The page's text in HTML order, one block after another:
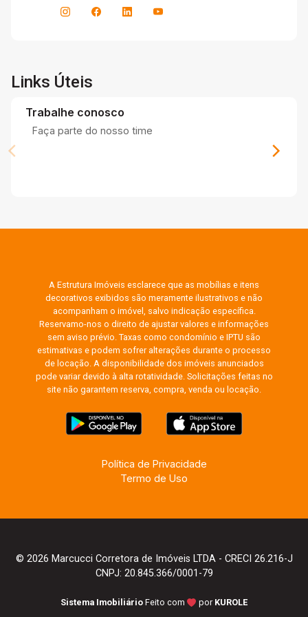
Links Úteis
Trabalhe conosco
Faça parte do nosso time
A Estrutura Imóveis esclarece que as mobílias e itens
decorativos exibidos são meramente ilustrativos e não
acompanham o imóvel, salvo indicação específica.
Reservamo-nos o direito de ajustar valores e informações
sem aviso prévio. Taxas como condomínio e IPTU são
estimativas e podem sofrer alterações durante o processo
de locação. A disponibilidade dos imóveis anunciados
pode variar devido à alta rotatividade. Solicitações feitas no
site não garantem reserva, compra, venda ou locação.
Política de Privacidade
Termo de Uso
© 2026 Marcucci Corretora de Imóveis LTDA - CRECI 26.216-J
CNPJ: 20.845.366/0001-79
Sistema Imobiliário Feito com por KUROLE